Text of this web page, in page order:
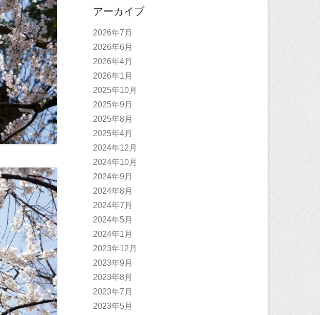
アーカイブ
2026年7月
2026年6月
2026年4月
2026年1月
2025年10月
2025年9月
2025年8月
2025年4月
2024年12月
2024年10月
2024年9月
2024年8月
2024年7月
2024年5月
2024年1月
2023年12月
2023年9月
2023年8月
2023年7月
2023年5月